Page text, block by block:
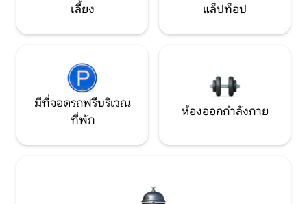
เลี้ยง
แล็ปท็อป
มีที่จอดรถฟรีบริเวณ
ที่พัก
ห้องออกกำลังกาย